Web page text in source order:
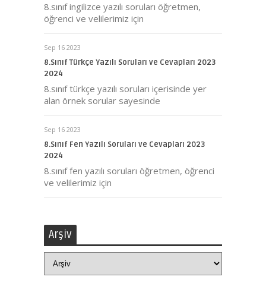
8.sınıf ingilizce yazılı soruları öğretmen,
öğrenci ve velilerimiz için
Sep 16 2023
8.Sınıf Türkçe Yazılı Soruları ve Cevapları 2023
2024
8.sınıf türkçe yazılı soruları içerisinde yer
alan örnek sorular sayesinde
Sep 16 2023
8.Sınıf Fen Yazılı Soruları ve Cevapları 2023
2024
8.sınıf fen yazılı soruları öğretmen, öğrenci
ve velilerimiz için
Arşiv